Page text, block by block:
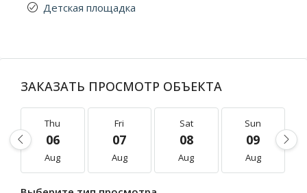
Детская площадка
ЗАКАЗАТЬ ПРОСМОТР ОБЪЕКТА
Thu
06
Aug
Fri
07
Aug
Sat
08
Aug
Sun
09
Aug